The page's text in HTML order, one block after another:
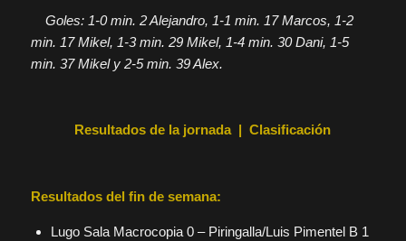
Goles: 1-0 min. 2 Alejandro, 1-1 min. 17 Marcos, 1-2
min. 17 Mikel, 1-3 min. 29 Mikel, 1-4 min. 30 Dani, 1-5
min. 37 Mikel y 2-5 min. 39 Alex.
Resultados de la jornada|Clasificación
Resultados del fin de semana:
Lugo Sala Macrocopia 0 – Piringalla/Luis Pimentel B 1